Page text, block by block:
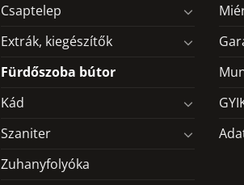
Csaptelep
Extrák, kiegészítők
Fürdőszoba bútor
Kád
Szaniter
Zuhanyfolyóka